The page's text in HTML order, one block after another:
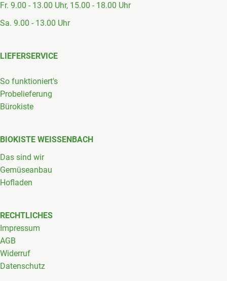
Fr. 9.00 - 13.00 Uhr, 15.00 - 18.00 Uhr
Sa. 9.00 - 13.00 Uhr
LIEFERSERVICE
So funktioniert's
Probelieferung
Bürokiste
BIOKISTE WEISSENBACH
Das sind wir
Gemüseanbau
Hofladen
RECHTLICHES
Impressum
AGB
Widerruf
Datenschutz